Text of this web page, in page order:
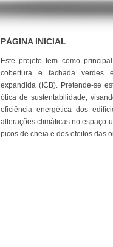
PÁGINA INICIAL
Este projeto tem como
cobertura e fachada verdes
expandida (ICB). Pretende-se
ótica de sustentabilidade,
eficiência energética dos
alterações climáticas no espaço
picos de cheia e dos efeitos das